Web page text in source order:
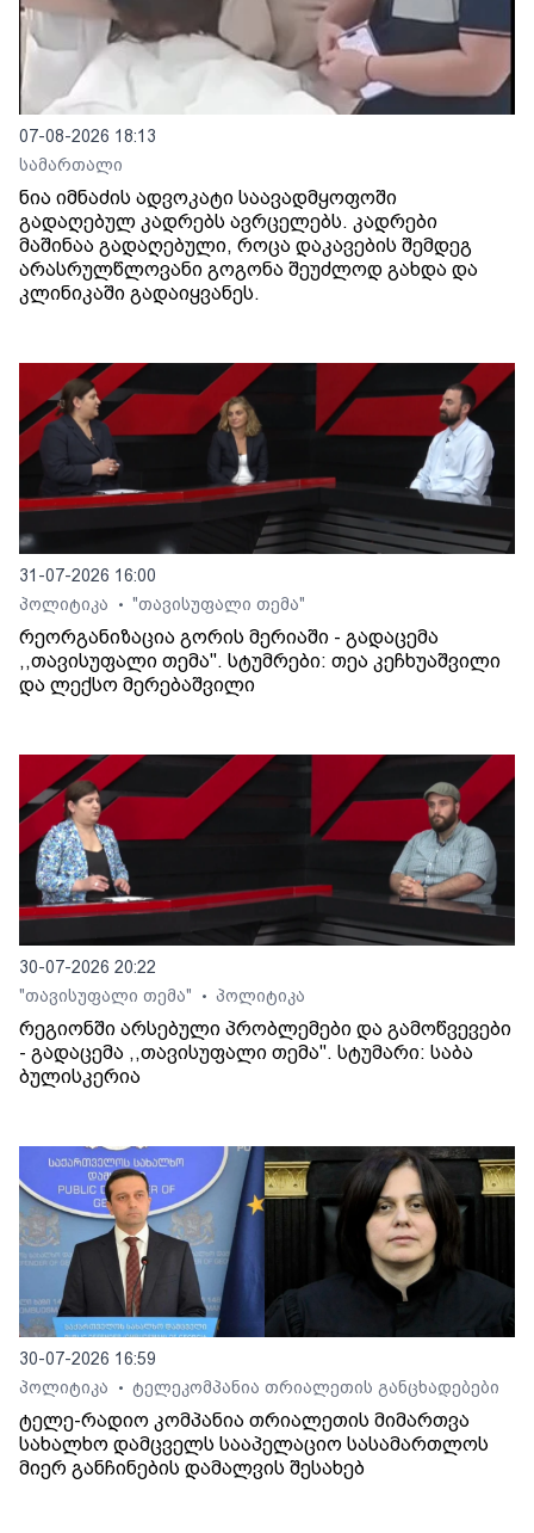
07-08-2026 18:13
სამართალი
ნია იმნაძის ადვოკატი საავადმყოფოში
გადაღებულ კადრებს ავრცელებს. კადრები
მაშინაა გადაღებული, როცა დაკავების შემდეგ
არასრულწლოვანი გოგონა შეუძლოდ გახდა და
კლინიკაში გადაიყვანეს.
31-07-2026 16:00
პოლიტიკა
• "თავისუფალი თემა"
რეორგანიზაცია გორის მერიაში - გადაცემა
,,თავისუფალი თემა". სტუმრები: თეა კეჩხუაშვილი
და ლექსო მერებაშვილი
30-07-2026 20:22
"თავისუფალი თემა"
• პოლიტიკა
რეგიონში არსებული პრობლემები და გამოწვევები
- გადაცემა ,,თავისუფალი თემა". სტუმარი: საბა
ბულისკერია
30-07-2026 16:59
პოლიტიკა
• ტელეკომპანია თრიალეთის განცხადებები
ტელე-რადიო კომპანია თრიალეთის მიმართვა
სახალხო დამცველს სააპელაციო სასამართლოს
მიერ განჩინების დამალვის შესახებ